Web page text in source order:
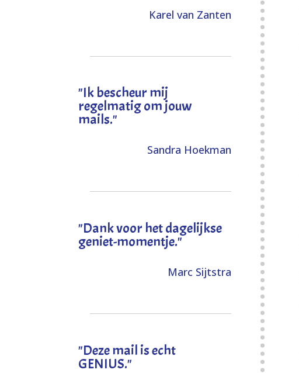
Karel van Zanten
"Ik bescheur mij
regelmatig om jouw
mails."
Sandra Hoekman
"Dank voor het dagelijkse
geniet-momentje."
Marc Sijtstra
"Deze mail is echt
GENIUS."